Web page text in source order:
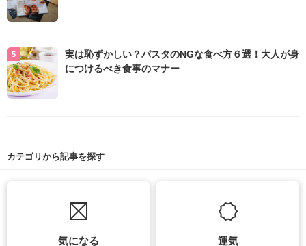
実は恥ずかしい？パスタのNGな食べ方６選！大人が身
につけるべき食事のマナー
カテゴリから記事を探す
気になる 運気